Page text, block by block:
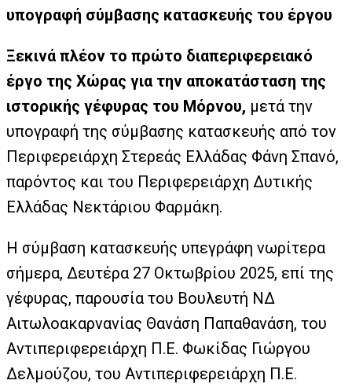
υπογραφή σύμβασης κατασκευής του έργου
Ξεκινά πλέον το πρώτο διαπεριφερειακό
έργο της Χώρας για την αποκατάσταση της
ιστορικής γέφυρας του Μόρνου, μετά την
υπογραφή της σύμβασης κατασκευής από τον
Περιφερειάρχη Στερεάς Ελλάδας Φάνη Σπανό,
παρόντος και του Περιφερειάρχη Δυτικής
Ελλάδας Νεκτάριου Φαρμάκη.
Η σύμβαση κατασκευής υπεγράφη νωρίτερα
σήμερα, Δευτέρα 27 Οκτωβρίου 2025, επί της
γέφυρας, παρουσία του Βουλευτή ΝΔ
Αιτωλοακαρνανίας Θανάση Παπαθανάση, του
Αντιπεριφερειάρχη Π.Ε. Φωκίδας Γιώργου
Δελμούζου, του Αντιπεριφερειάρχη Π.Ε.